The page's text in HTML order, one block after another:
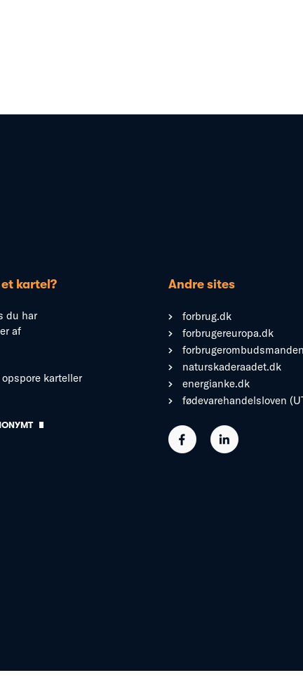
kartel?
du har
af
karteller
Andre sites
forbrug.dk
forbrugereuropa.dk
naturskaderaadet.dk
energianke.dk
fødevarehandelsloven